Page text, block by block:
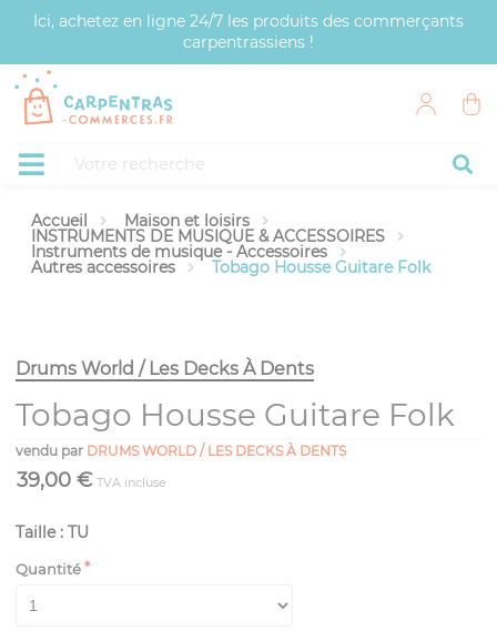
Ici, achetez en ligne 24/7 les produits des commerçants
carpentrassiens !
Accueil Maison et loisirs
INSTRUMENTS DE MUSIQUE & ACCESSOIRES
Instruments de musique - Accessoires
Autres accessoires Tobago Housse Guitare Folk
Drums World / Les Decks À Dents
Tobago Housse Guitare Folk
vendu par DRUMS WORLD / LES DECKS À DENTS
39,00 € TVA incluse
Taille : TU
Quantité
Panneau de gestion des cookies